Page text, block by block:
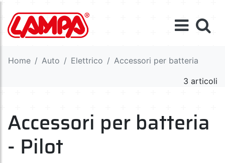
Home Auto Elettrico Accessori per batteria
3 articoli
Accessori per batteria
- Pilot